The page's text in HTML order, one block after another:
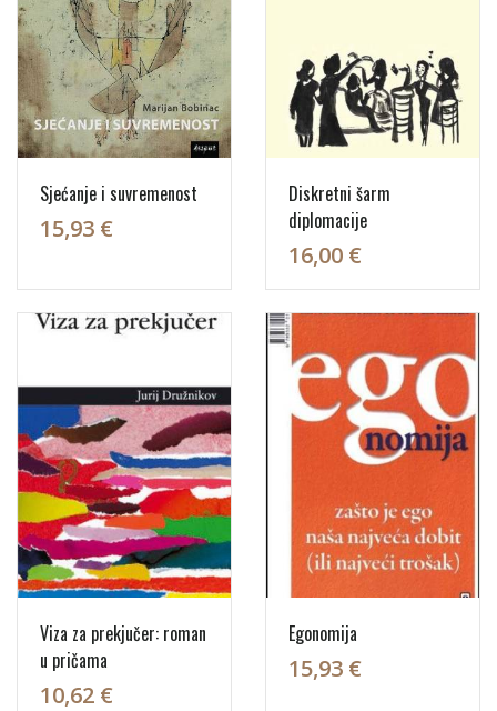
Sjećanje i suvremenost
15,93 €
Diskretni šarm
diplomacije
16,00 €
Viza za prekjučer: roman
u pričama
10,62 €
Egonomija
15,93 €